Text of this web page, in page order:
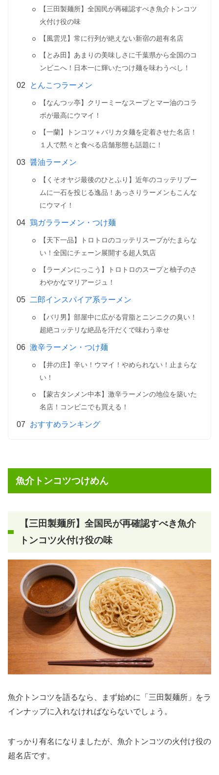
【三田製麺所】全国民が再確認すべき魚介トンコツ
火付け役の味
【風雲児】常に行列が絶えない新宿の超有名店
【とみ田】あまりの美味しさに千葉県から全国のコ
ンビニへ！日本一に輝いたつけ麺を味わうべし！
とんこつラーメン
【なんつッ亭】クリーミーなスープとマー油のコラ
ボが最高にウマイ！
【一蘭】トンコツ＋バリカタ麺を定着させた名店！
１人で黙々と食べる店舗形態も話題に！
醤油ラーメン
【くそオヤジ最後のひとふり】近年のコッテリブー
ムに一石を投じる逸品！あっさりラーメンもこんな
にウマイ！
鶏ガララーメン・つけ麺
【天下一品】トロトロのコッテリスープがたまらな
い！全国にチェーン展開する超人気店
【ラーメンにっこう】トロトロのスープと柚子のさ
わやかなマリアージュ！
二郎インスパイア系ラーメン
【バリ男】部屋中に広がる背脂とニンニクの臭い！
超絶コッテリな絶品を汗だくで味わう幸せ
激辛ラーメン・つけ麺
【井の庄】辛い！ウマイ！やめられない！止まらな
い！
【蒙古タンメン中本】激辛ラーメンの地位を築いた
名店！コンビニでも買える！
おすすめランキング
魚介トンコツつけめん
【三田製麺所】全国民が再確認すべき魚介
トンコツ火付け役の味
魚介トンコツを語るなら、まず始めに「三田製麺所」をラ
インナップに入れなければならないでしょう。
すっかり有名になりましたが、魚介トンコツの火付け役の
超名店です。